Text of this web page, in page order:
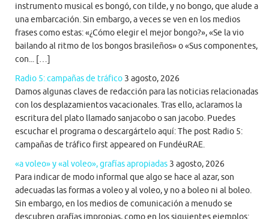
instrumento musical es bongó, con tilde, y no bongo, que alude a
una embarcación. Sin embargo, a veces se ven en los medios
frases como estas: «¿Cómo elegir el mejor bongo?», «Se la vio
bailando al ritmo de los bongos brasileños» o «Sus componentes,
con... […]
Radio 5: campañas de tráfico 3 agosto, 2026
Damos algunas claves de redacción para las noticias relacionadas
con los desplazamientos vacacionales. Tras ello, aclaramos la
escritura del plato llamado sanjacobo o san jacobo. Puedes
escuchar el programa o descargártelo aquí: The post Radio 5:
campañas de tráfico first appeared on FundéuRAE.
«a voleo» y «al voleo», grafías apropiadas 3 agosto, 2026
Para indicar de modo informal que algo se hace al azar, son
adecuadas las formas a voleo y al voleo, y no a boleo ni al boleo.
Sin embargo, en los medios de comunicación a menudo se
descubren grafías impropias, como en los siguientes ejemplos: